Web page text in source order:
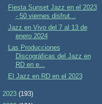
Fiesta Sunset Jazz en el 2023
- 50 viernes disfrut...
Jazz en Vivo del 7 al 13 de
enero 2024
Las Producciones
Discográficas del Jazz en
RD en e...
El Jazz en RD en el 2023
2023 (193)